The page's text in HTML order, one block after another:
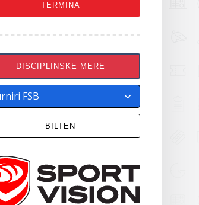
TERMINA
DISCIPLINSKE MERE
BILTEN